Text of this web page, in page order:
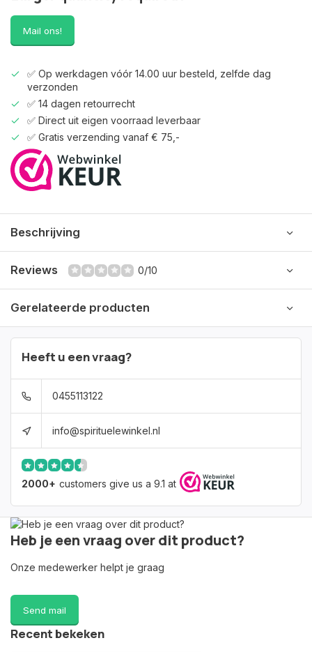
Mail ons!
✅ Op werkdagen vóór 14.00 uur besteld, zelfde dag
verzonden
✅ 14 dagen retourrecht
✅ Direct uit eigen voorraad leverbaar
✅ Gratis verzending vanaf € 75,-
Beschrijving
Reviews 0/10
Gerelateerde producten
Heeft u een vraag?
0455113122
info@spirituelewinkel.nl
2000+ customers give us a 9.1 at
Heb je een vraag over dit product?
Onze medewerker helpt je graag
Send mail
Recent bekeken